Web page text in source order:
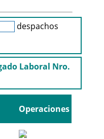
despachos
Laboral Nro.
Operaciones